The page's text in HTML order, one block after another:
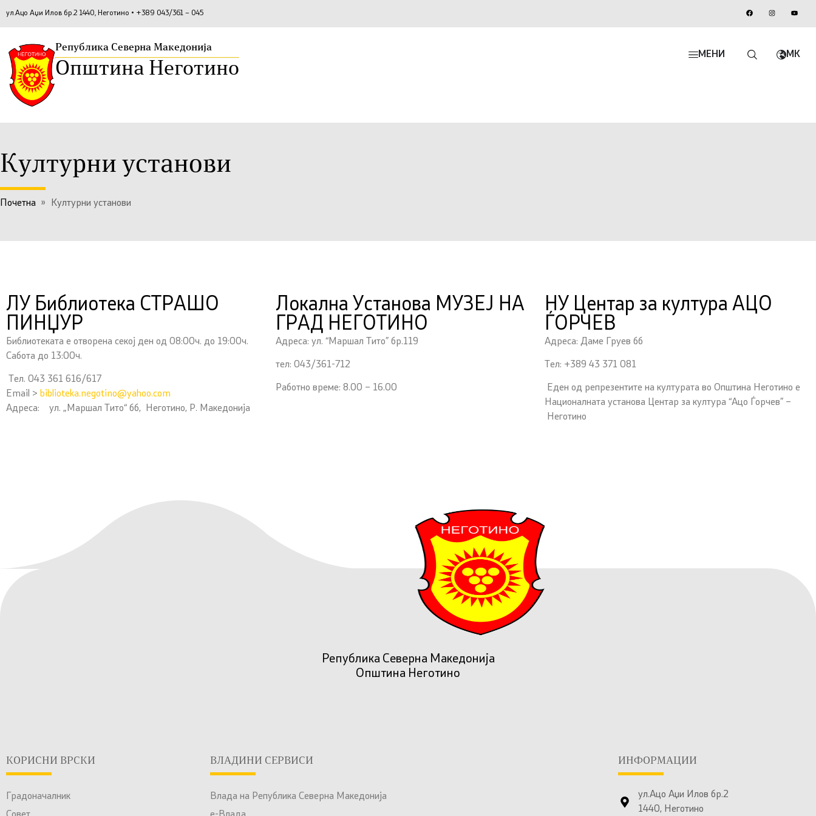
ул.Ацо Аџи Илов бр.2 1440, Неготино • +389 043/361 – 045
Република Северна Македонија
Општина Неготино
МЕНИ MK
Културни установи
Почетна » Културни установи
ЛУ Библиотека СТРАШО
ПИНЏУР
Библиотеката е отворена секој ден од 08:00ч. до 19:00ч.
Сабота до 13:00ч.
Тел. 043 361 616/617
Email > biblioteka.negotino@yahoo.com
Адреса: ул. „Маршал Тито“ бб, Неготино, Р. Македонија
Локална Установа МУЗЕЈ НА
ГРАД НЕГОТИНО
Адреса: ул. “Маршал Тито” бр.119
тел: 043/361-712
Работно време: 8.00 – 16.00
НУ Центар за култура АЦО
ЃОРЧЕВ
Адреса: Даме Груев бб
Тел: +389 43 371 081
Еден од репрезентите на културата во Општина Неготино е
Националната установа Центар за култура “Ацо Ѓорчев” –
Неготино
Република Северна Македонија
Општина Неготино
КОРИСНИ ВРСКИ
Градоначалник
ВЛАДИНИ СЕРВИСИ
Влада на Република Северна Македонија
ИНФОРМАЦИИ
ул.Ацо Аџи Илов бр.2
1440, Неготино